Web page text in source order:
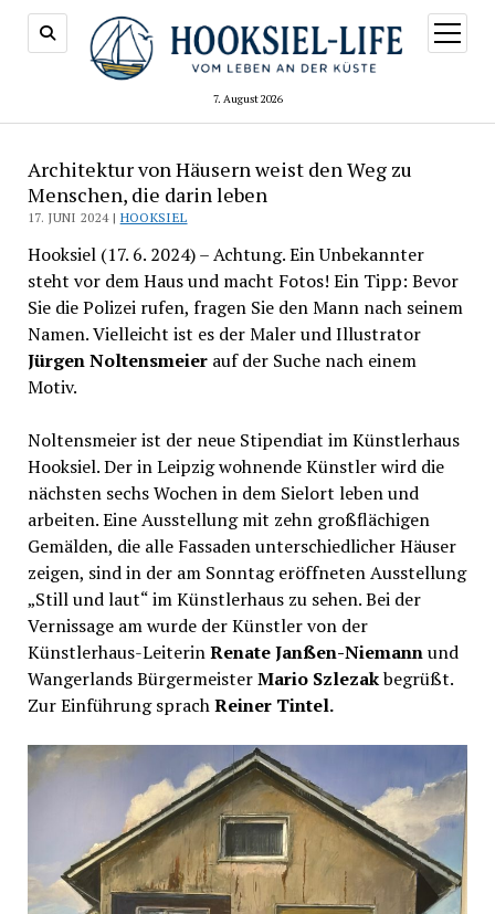
7. August 2026
Menü
öffnen
Architektur von Häusern weist den Weg zu
Menschen, die darin leben
17. JUNI 2024 | HOOKSIEL
Hooksiel (17. 6. 2024) – Achtung. Ein Unbekannter
steht vor dem Haus und macht Fotos! Ein Tipp: Bevor
Sie die Polizei rufen, fragen Sie den Mann nach seinem
Namen. Vielleicht ist es der Maler und Illustrator
Jürgen Noltensmeier auf der Suche nach einem
Motiv.
Noltensmeier ist der neue Stipendiat im Künstlerhaus
Hooksiel. Der in Leipzig wohnende Künstler wird die
nächsten sechs Wochen in dem Sielort leben und
arbeiten. Eine Ausstellung mit zehn großflächigen
Gemälden, die alle Fassaden unterschiedlicher Häuser
zeigen, sind in der am Sonntag eröffneten Ausstellung
„Still und laut“ im Künstlerhaus zu sehen. Bei der
Vernissage am wurde der Künstler von der
Künstlerhaus-LeiterinRenate Janßen-Niemannund
Wangerlands BürgermeisterMario Szlezakbegrüßt.
Zur Einführung sprachReiner Tintel.